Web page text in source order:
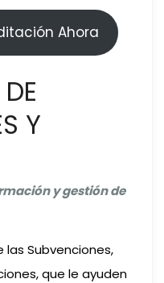
Ahora
Y
y gestión de
Subvenciones,
que le ayuden